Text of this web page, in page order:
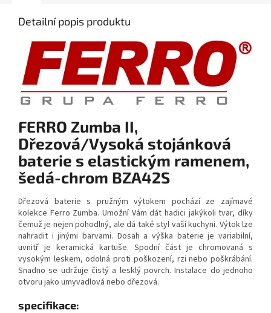
Detailní popis produktu
FERRO Zumba II,
Dřezová/Vysoká stojánková
baterie s elastickým ramenem,
šedá-chrom BZA42S
Dřezová baterie s pružným výtokem pochází ze zajímavé
kolekce Ferro Zumba. Umožní Vám dát hadici jakýkoli tvar, díky
čemuž je nejen pohodlný, ale dá také styl vaší kuchyni. Výtok lze
nahradit i jinými barvami. Dosah a výška baterie je variabilní,
uvnitř je keramická kartuše. Spodní část je chromovaná s
vysokým leskem, odolná proti poškození, rzi nebo poškrábání.
Snadno se udržuje čistý a lesklý povrch. Instalace do jednoho
otvoru jako umyvadlová nebo dřezová.
specifikace: